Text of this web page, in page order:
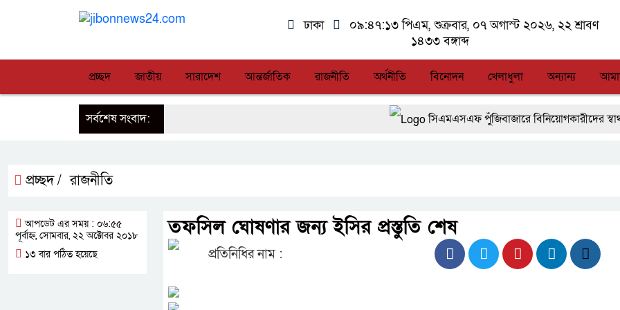
ঢাকা ০৯:৪৭:১৪ পিএম, শুক্রবার, ০৭ অগাস্ট ২০২৬, ২২ শ্রাবণ
১৪৩৩ বঙ্গাব্দ
প্রচ্ছদ জাতীয় সারাদেশ আন্তর্জাতিক রাজনীতি অর্থনীতি বিনোদন খেলাধুলা অন্যান্য
সর্বশেষ সংবাদ:
সিএমএসএফ পুঁজিবাজারে বিনিয়োগকারীদের স্বার্থ
ফ্যাসিবাদবিরোধী আন্দোলনে হত্যাকাণ্ডের বিচার হবে
জুলাই স্মৃতি জাদুঘরের দুয়ার খুলেছে, উদ্বোধন করলেন
আগস্টের শেষ সপ্তাহে খুলছে মালয়েশিয়ার শ্রমবাজার : তথ্য
প্রচ্ছদ / রাজনীতি
তফসিল ঘোষণার জন্য ইসির প্রস্তুতি শেষ
প্রতিনিধির নাম :
আপডেট এর সময় : ০৬:৫৫
পূর্বাহ্ন, সোমবার, ২২ অক্টোবর ২০১৮
১৩ বার পঠিত হয়েছে